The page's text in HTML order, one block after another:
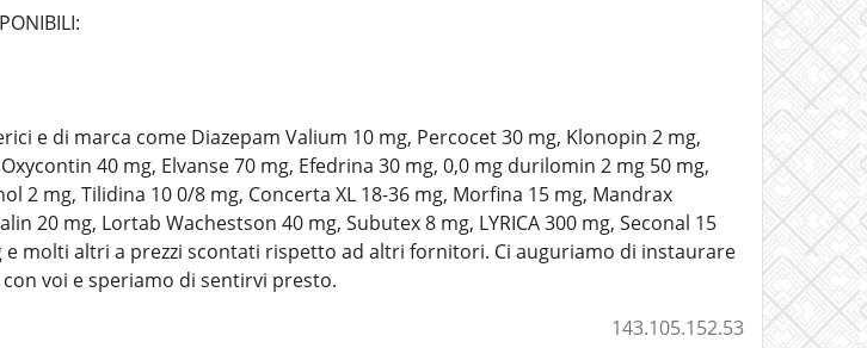
e di marca come Diazepam Valium 10 mg, Percocet 30 mg, Klonopin 2 mg,
40 mg, Elvanse 70 mg, Efedrina 30 mg, 0,0 mg durilomin 2 mg 50 mg,
2 mg, Tilidina 10 0/8 mg, Concerta XL 18-36 mg, Morfina 15 mg, Mandrax
20 mg, Lortab Wachestson 40 mg, Subutex 8 mg, LYRICA 300 mg, Seconal 15
e molti altri a prezzi scontati rispetto ad altri fornitori. Ci auguriamo di instaurare
voi e speriamo di sentirvi presto.
143.105.152.53